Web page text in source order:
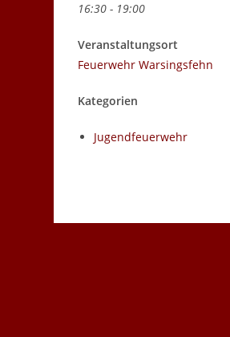
16:30 - 19:00
Veranstaltungsort
Feuerwehr Warsingsfehn
Kategorien
Jugendfeuerwehr